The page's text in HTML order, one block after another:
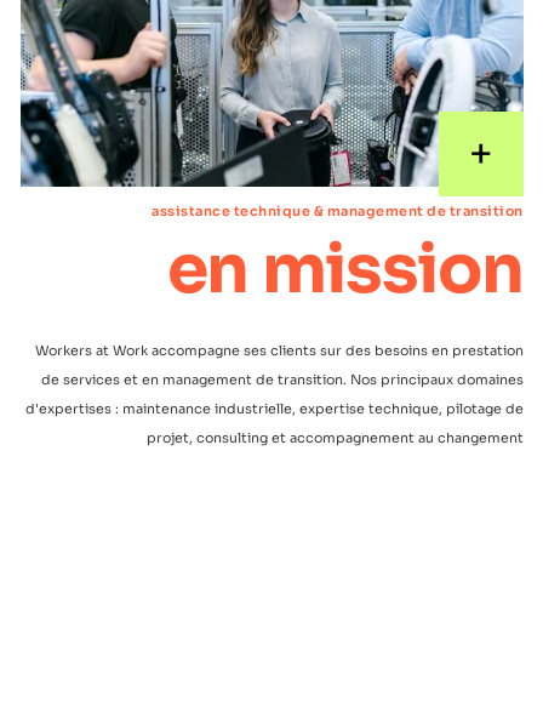
+
assistance technique & management de transition
en mission
Workers at Work accompagne ses clients sur des besoins en prestation
de services et en management de transition. Nos principaux domaines
d'expertises : maintenance industrielle, expertise technique, pilotage de
projet, consulting et accompagnement au changement